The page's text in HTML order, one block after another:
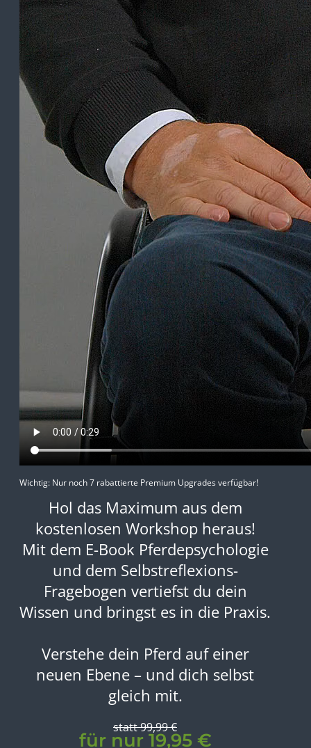
Wichtig: Nur noch 7 rabattierte Premium Upgrades verfügbar!
Hol das Maximum aus dem
kostenlosen Workshop heraus!
Mit dem E-Book Pferdepsychologie
und dem Selbstreflexions-
Fragebogen vertiefst du dein
Wissen und bringst es in die Praxis.
Verstehe dein Pferd auf einer
neuen Ebene – und dich selbst
gleich mit.
statt 99,99 €
für nur 19,95 €